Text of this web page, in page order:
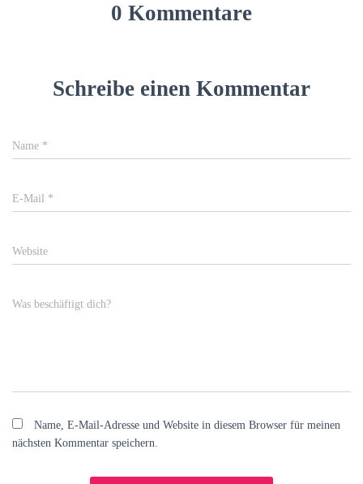
0 Kommentare
Schreibe einen Kommentar
Name *
E-Mail *
Website
Was beschäftigt dich?
Name, E-Mail-Adresse und Website in diesem Browser für meinen
nächsten Kommentar speichern.